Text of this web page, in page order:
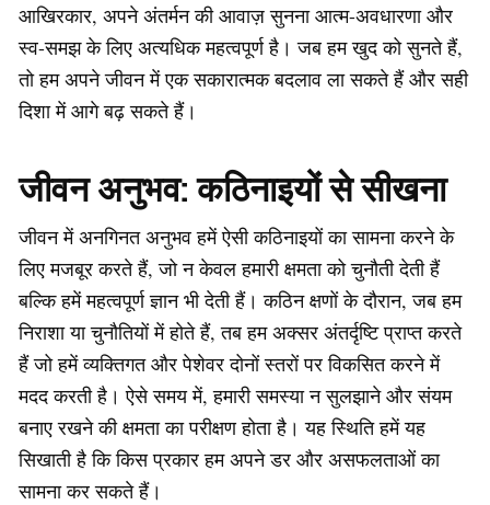
आखिरकार, अपने अंतर्मन की आवाज़ सुनना आत्म-अवधारणा और
स्व-समझ के लिए अत्यधिक महत्वपूर्ण है। जब हम खुद को सुनते हैं,
तो हम अपने जीवन में एक सकारात्मक बदलाव ला सकते हैं और सही
दिशा में आगे बढ़ सकते हैं।
जीवन अनुभव: कठिनाइयों से सीखना
जीवन में अनगिनत अनुभव हमें ऐसी कठिनाइयों का सामना करने के
लिए मजबूर करते हैं, जो न केवल हमारी क्षमता को चुनौती देती हैं
बल्कि हमें महत्वपूर्ण ज्ञान भी देती हैं। कठिन क्षणों के दौरान, जब हम
निराशा या चुनौतियों में होते हैं, तब हम अक्सर अंतर्दृष्टि प्राप्त करते
हैं जो हमें व्यक्तिगत और पेशेवर दोनों स्तरों पर विकसित करने में
मदद करती है। ऐसे समय में, हमारी समस्या न सुलझाने और संयम
बनाए रखने की क्षमता का परीक्षण होता है। यह स्थिति हमें यह
सिखाती है कि किस प्रकार हम अपने डर और असफलताओं का
सामना कर सकते हैं।